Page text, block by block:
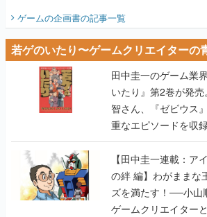
ゲームの企画書の記事一覧
若ゲのいたり〜ゲームクリエイターの
田中圭一のゲーム業
いたり』第2巻が発
智さん、『ゼビウス
重なエピソードを収
【田中圭一連載：アイ
の絆 編】わがままな
ズを満たす！──小山
ゲームクリエイター